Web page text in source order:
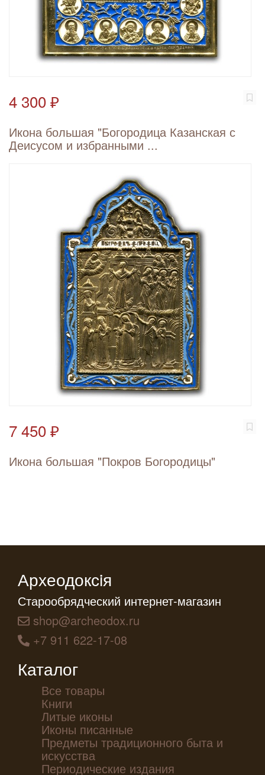
4 300 ₽
Икона большая "Богородица Казанская с
Деисусом и избранными ...
7 450 ₽
Икона большая "Покров Богородицы"
Археодоксiя
Старообрядческий интернет-магазин
shop@archeodox.ru
+7 911 622-17-08
Каталог
Все товары
Книги
Литые иконы
Иконы писанные
Предметы традиционного быта и
искусства
Периодические издания